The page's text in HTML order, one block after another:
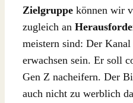
Zielgruppe können wir
zugleich an
meistern sind: Der
erwachsen sein. Er soll
Gen Z nacheifern. Der
auch nicht zu werblich